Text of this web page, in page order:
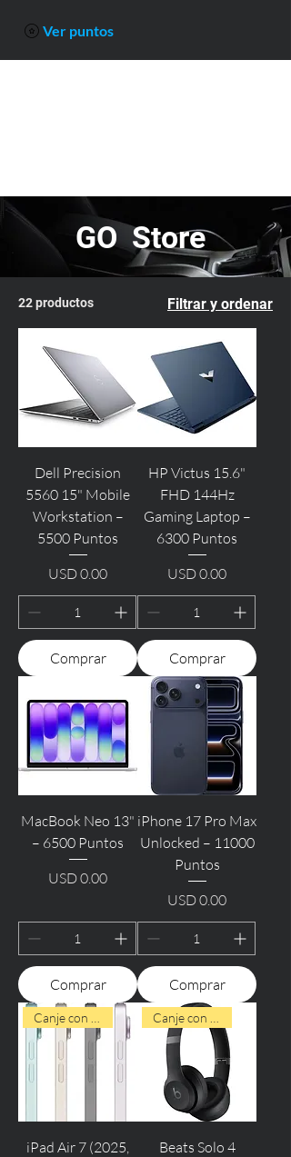
Ver puntos
GO Store
22 productos Filtrar y ordenar
Dell Precision
5560 15" Mobile
Workstation –
5500 Puntos
Precio
USD 0.00
Comprar
HP Victus 15.6"
FHD 144Hz
Gaming Laptop –
6300 Puntos
Precio
USD 0.00
Comprar
MacBook Neo 13"
– 6500 Puntos
Precio
USD 0.00
Comprar
iPhone 17 Pro Max
Unlocked – 11000
Puntos
Precio
USD 0.00
Comprar
iPad Air 7 (2025,
Beats Solo 4